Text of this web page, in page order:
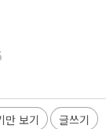
만 보기 글쓰기